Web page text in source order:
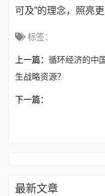
可及”的理念，照亮
标签：
上一篇： 循环经济的中
生战略资源？
下一篇：
最新文章